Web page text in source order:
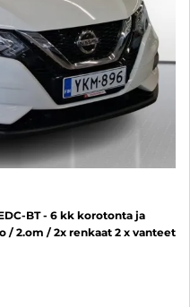
BT - 6 kk korotonta ja
/ 2.om / 2x renkaat 2 x vanteet